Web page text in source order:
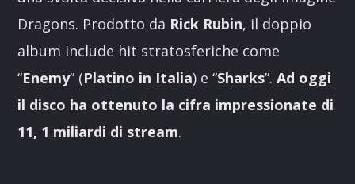
Dragons. Prodotto da Rick Rubin, il doppio
album include hit stratosferiche come
“Enemy” (Platino in Italia) e “Sharks”.Ad oggi
il disco ha ottenuto la cifra impressionate di
11, 1 miliardi di stream.